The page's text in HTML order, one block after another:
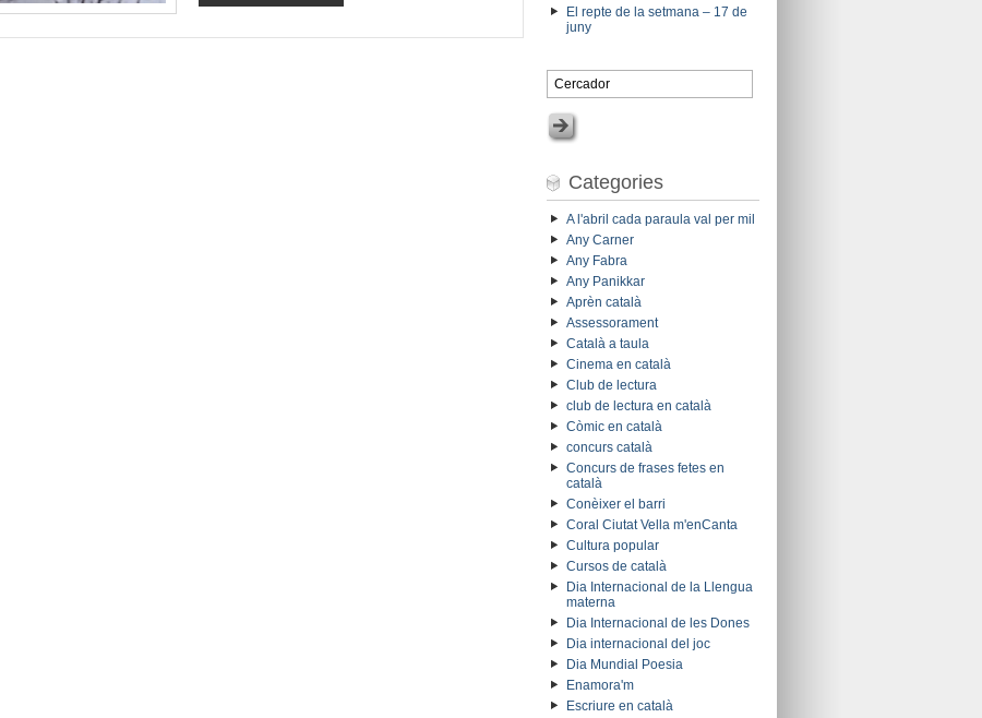
El repte de la setmana – 17 de
juny
Categories
A l'abril cada paraula val per mil
Any Carner
Any Fabra
Any Panikkar
Aprèn català
Assessorament
Català a taula
Cinema en català
Club de lectura
club de lectura en català
Còmic en català
concurs català
Concurs de frases fetes en
català
Conèixer el barri
Coral Ciutat Vella m'enCanta
Cultura popular
Cursos de català
Dia Internacional de la Llengua
materna
Dia Internacional de les Dones
Dia internacional del joc
Dia Mundial Poesia
Enamora'm
Escriure en català